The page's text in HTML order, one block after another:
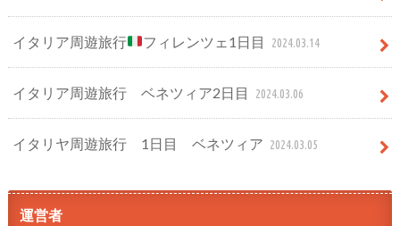
イタリア周遊旅行 フィレンツェ1日目 2024.03.14
イタリア周遊旅行 ベネツィア2日目 2024.03.06
イタリヤ周遊旅行 1日目 ベネツィア 2024.03.05
運営者